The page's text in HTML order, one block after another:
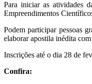
Para iniciar as atividades
Empreendimentos
Podem participar pessoas
elaborar apostila inédita
Inscrições até o dia 28 de
Confira: